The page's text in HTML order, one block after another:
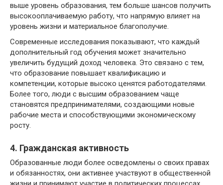
выше уровень образования, тем больше шансов получить
высокооплачиваемую работу, что напрямую влияет на
уровень жизни и материальное благополучие.
Современные исследования показывают, что каждый
дополнительный год обучения может значительно
увеличить будущий доход человека. Это связано с тем,
что образование повышает квалификацию и
компетенции, которые высоко ценятся работодателями.
Более того, люди с высшим образованием чаще
становятся предпринимателями, создающими новые
рабочие места и способствующими экономическому
росту.
4. Гражданская активность
Образованные люди более осведомлены о своих правах
и обязанностях, они активнее участвуют в общественной